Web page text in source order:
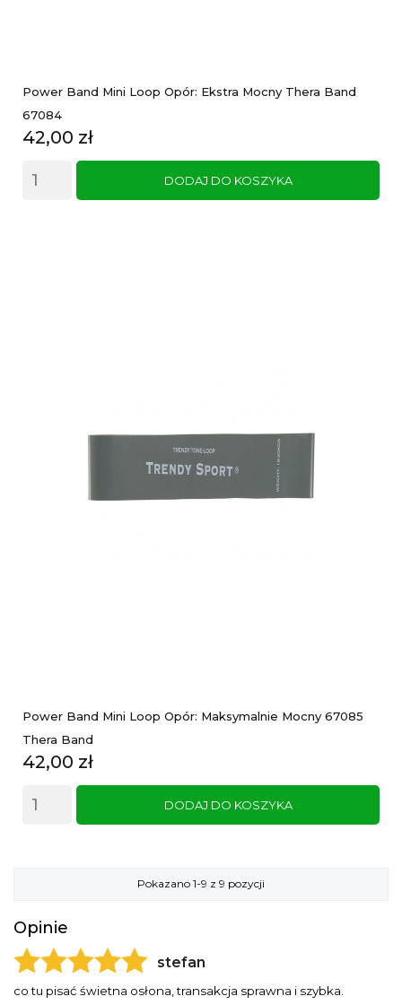
Opinie
stefan
co tu pisać świetna osłona, transakcja sprawna i szybka.
Grzesiek
świetnie się sprawdza w mojej taksówce bo bałem się że
Power Band Mini Loop Opór: Ekstra Mocny Thera Band
67084
Cena
42,00 zł
DODAJ DO KOSZYKA
Power Band Mini Loop Opór: Maksymalnie Mocny 67085
Thera Band
Cena
42,00 zł
DODAJ DO KOSZYKA
Pokazano 1-9 z 9 pozycji